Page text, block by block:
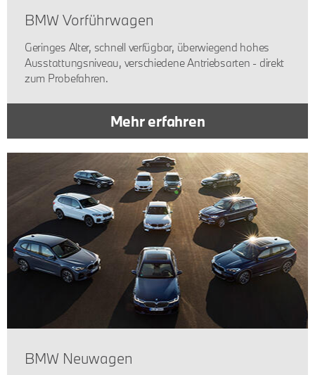
BMW Vorführwagen
Geringes Alter, schnell verfügbar, überwiegend hohes
Ausstattungsniveau, verschiedene Antriebsarten - direkt
zum Probefahren.
Mehr erfahren
BMW Neuwagen